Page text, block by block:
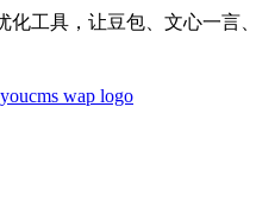
化工具，让豆包、文心一言